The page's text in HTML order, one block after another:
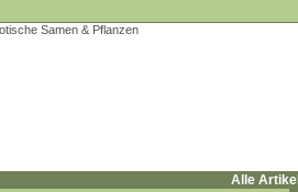
Alle Artikel